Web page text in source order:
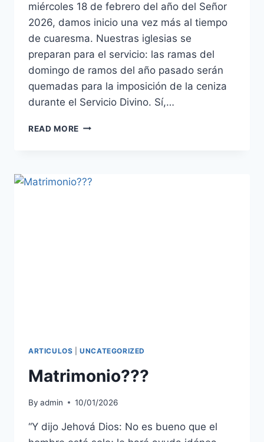
miércoles 18 de febrero del año del Señor
2026, damos inicio una vez más al tiempo
de cuaresma. Nuestras iglesias se
preparan para el servicio: las ramas del
domingo de ramos del año pasado serán
quemadas para la imposición de la ceniza
durante el Servicio Divino. Sí,…
READ MORE MIÉRCOLES
ARTICULOS |UNCATEGORIZED
Matrimonio???
By admin 10/01/2026
“Y dijo Jehová Dios: No es bueno que el